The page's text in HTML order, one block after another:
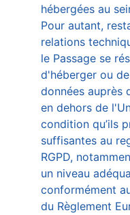
hébergées au
Pour autant,
relations
le Passage se
d'héberger ou
données auprès
en dehors de
condition qu’ils
suffisantes au
RGPD,
un niveau
conformément
du Règlement